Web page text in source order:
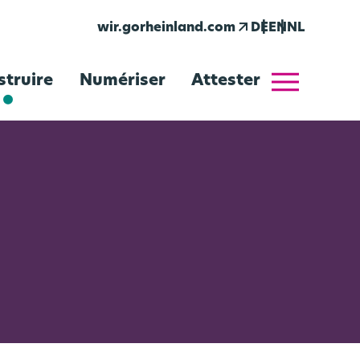
wir.gorheinland.comarrow_outward DE EN NL
Numériser Attester menu